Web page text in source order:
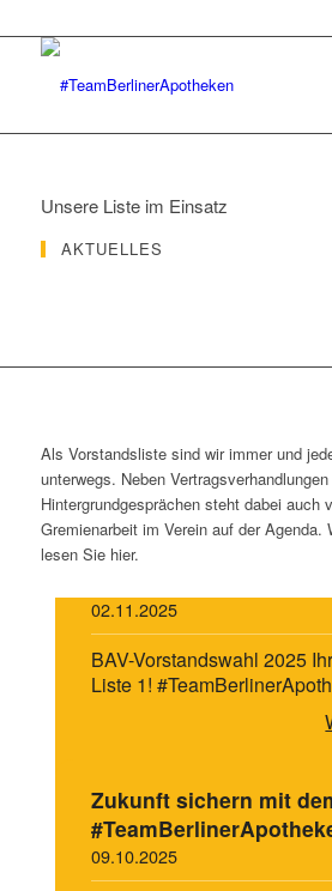
Unsere Liste im Einsatz
AKTUELLES
Als Vorstandsliste sind wir immer und
unterwegs. Neben
Hintergrundgesprächen steht dabei auch
Gremienarbeit im Verein auf der Agenda.
lesen Sie hier.
02.11.2025
BAV-Vorstandswahl 2025
Liste 1!
Zukunft sichern mit
09.10.2025